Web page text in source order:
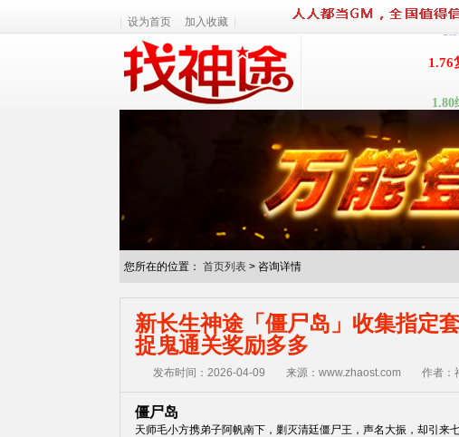
设为首页 加入收藏
1.76
您所在的位置： 首页列表 > 咨询详情
新长生神途「僵尸岛」收集指定
捉鬼通关奖励多多
发布时间：2026-04-09 来源：www.zhaost.com 作者：
僵尸岛
天师毛小方携弟子阿帆南下，剿灭清廷僵尸王，声名大振，却引来